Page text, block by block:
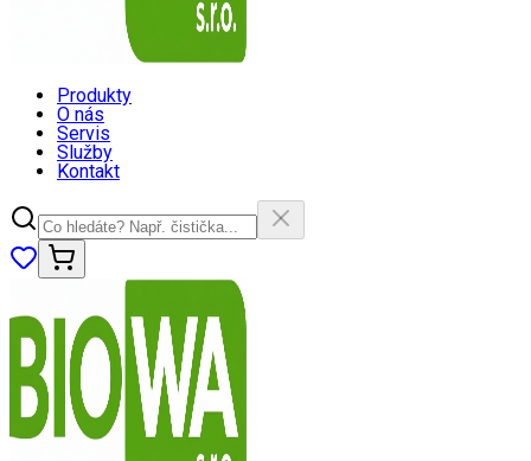
Produkty
O nás
Servis
Služby
Kontakt